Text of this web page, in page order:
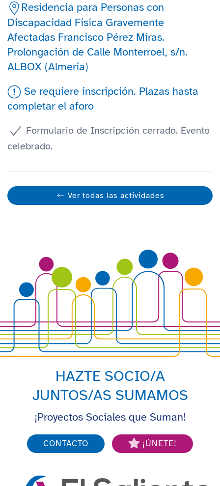
Residencia para Personas con
Discapacidad Física Gravemente
Afectadas Francisco Pérez Miras.
Prolongación de Calle Monterroel, s/n.
ALBOX (Almería)
Se requiere inscripción. Plazas hasta
completar el aforo
Formulario de Inscripción cerrado. Evento
celebrado.
Ver todas las actividades
HAZTE SOCIO/A
JUNTOS/AS SUMAMOS
¡Proyectos Sociales que Suman!
CONTACTO ¡ÚNETE!